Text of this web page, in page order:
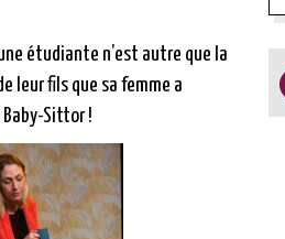
étudiante n’est autre que la
leur fils que sa femme a
Baby-Sittor !